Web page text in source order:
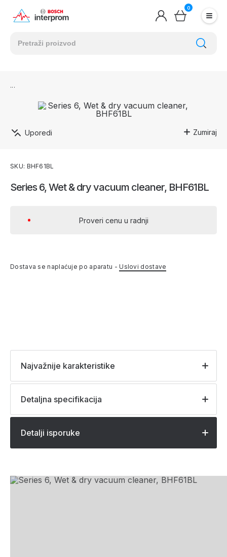
0
Zumiraj
Uporedi
Series 6, Wet & dry vacuum cleaner, BHF61BL
Proveri cenu u radnji
Dostava se naplaćuje po aparatu -Uslovi dostave
SKU: BHF61BL
Najvažnije karakteristike
Detaljna specifikacija
Detalji isporuke